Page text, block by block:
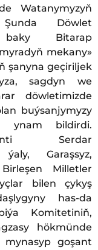
Watanymyzyň
Döwlet
baky Bitarap
mekany»
şanyna geçiriljek
sagdyn we
döwletimizde
buýsanjymyzy
ynam bildirdi.
Serdar
Garaşsyz,
Milletler
bilen çykyş
has-da
Komitetiniň,
hökmünde
goşant